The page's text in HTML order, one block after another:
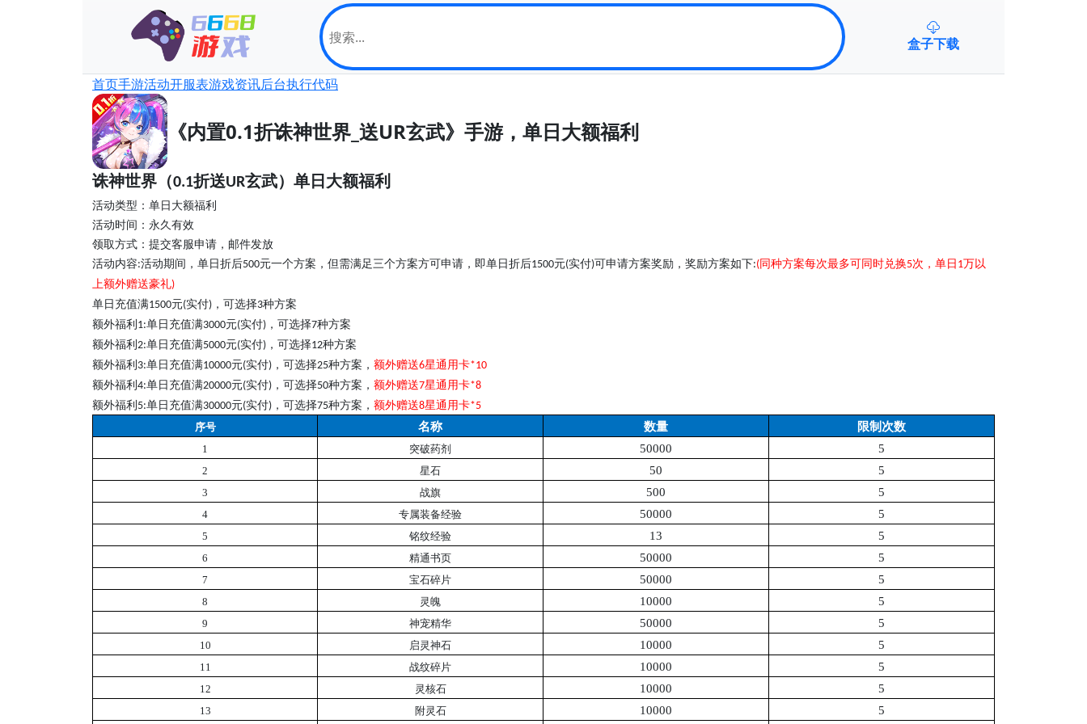
盒子下载
首页手游活动开服表游戏资讯后台执行代码
《内置0.1折诛神世界_送UR玄武》手游，单日大额福利
诛神世界（0.1折送UR玄武）单日大额福利
活动类型 ：单日大额福利
活动时间：永久有效
领取方式：提交客服申请，邮件发放
活动内容:活动期间， 单日折后500元一个方案，但需满足三个方案方可申请，即单日 折后1500元(实付)可申请方案奖励 ，奖励方案如下:( 同种方案每次最多可同时兑换5次 ， 单日 1万以
上额外赠送豪礼)
单日充值满1500元(实付) ，可选择3种方案
额外福利 1:单日充值满3000元(实付) ，可选择7种方案
额外福利 2:单日充值满5000元(实付) ，可选择12种方案
额外福利 3:单日充值满10000元(实付) ，可选择25种方案 ， 额外赠送6星通用卡*10
额外福利 4:单日充值满20000元(实付) ，可选择50种方案 ， 额外赠送7星通用卡*8
额外福利 5:单日充值满30000元(实付) ，可选择75种方案 ， 额外赠送8星通用卡*5
序号
名称 数量 限制次数
1 突破药剂 50000 5
2 星石 50 5
3 战旗 500 5
4 专属装备经验 50000 5
5 铭纹经验 13 5
6 精通书页 50000 5
7 宝石碎片 50000 5
8 灵魄 10000 5
9 神宠精华 50000 5
10 启灵神石 10000 5
11 战纹碎片 10000 5
12 灵核石 10000 5
13 附灵石 10000 5